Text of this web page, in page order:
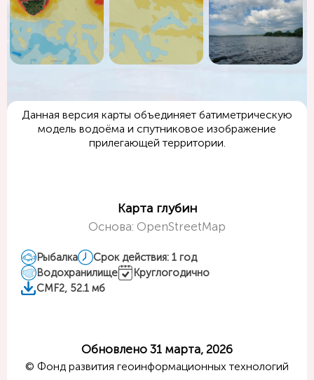
Данная версия карты объединяет батиметрическую
модель водоёма и спутниковое изображение
прилегающей территории.
Карта глубин
Основа: OpenStreetMap
Рыбалка
Срок действия: 1 год
Водохранилище
Круглогодично
CMF2, 52.1 мб
Обновлено 31 марта, 2026
© Фонд развития геоинформационных технологий